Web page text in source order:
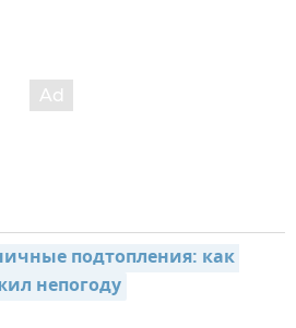
подтопления: как
непогоду